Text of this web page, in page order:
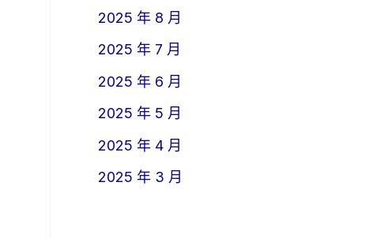
2025 年 8 月
2025 年 7 月
2025 年 6 月
2025 年 5 月
2025 年 4 月
2025 年 3 月